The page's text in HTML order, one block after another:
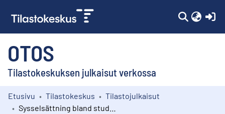
OTOS
Tilastokeskuksen julkaisut verkossa
Kokoelmat
Etusivu Tilastokeskus
Tilastojulkaisut